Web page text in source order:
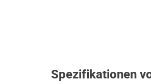
Spezifikationen